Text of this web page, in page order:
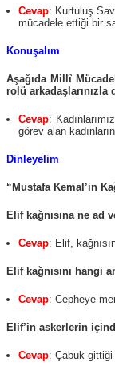
Cevap: Kurtuluş
mücadele ettiği bir
Konuşalım
Aşağıda Millî
rolü arkadaşlarınızla
Cevap:
görev alan
Dinleyelim
“Mustafa Kemal’in
Elif kağnısına ne ad
Cevap: Elif,
Elif kağnısını hangi
Cevap: Cepheye
Elif’in askerlerin
Cevap: Çabuk gittiği